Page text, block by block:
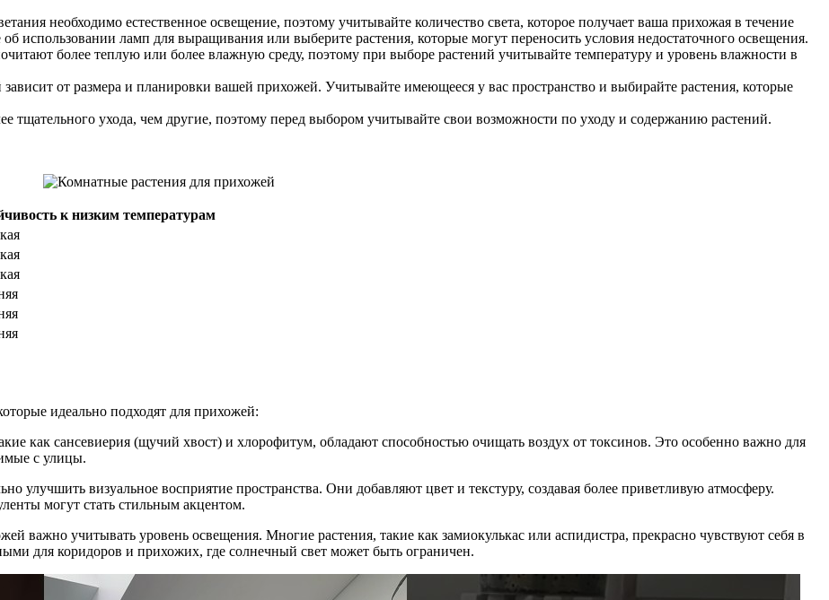
необходимо естественное освещение, поэтому учитывайте количество света, которое получает ваша прихожая в течение
использовании ламп для выращивания или выберите растения, которые могут переносить условия недостаточного освещения.
более теплую или более влажную среду, поэтому при выборе растений учитывайте температуру и уровень влажности в
от размера и планировки вашей прихожей. Учитывайте имеющееся у вас пространство и выбирайте растения, которые
тщательного ухода, чем другие, поэтому перед выбором учитывайте свои возможности по уходу и содержанию растений.
к низким температурам
идеально подходят для прихожей:
как сансевиерия (щучий хвост) и хлорофитум, обладают способностью очищать воздух от токсинов. Это особенно важно для
с улицы.
улучшить визуальное восприятие пространства. Они добавляют цвет и текстуру, создавая более приветливую атмосферу.
могут стать стильным акцентом.
важно учитывать уровень освещения. Многие растения, такие как замиокулькас или аспидистра, прекрасно чувствуют себя в
для коридоров и прихожих, где солнечный свет может быть ограничен.